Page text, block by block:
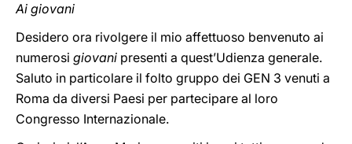
Ai giovani
Desidero ora rivolgere il mio affettuoso benvenuto ai
numerosi giovani presenti a quest’Udienza generale.
Saluto in particolare il folto gruppo dei GEN 3 venuti a
Roma da diversi Paesi per partecipare al loro
Congresso Internazionale.